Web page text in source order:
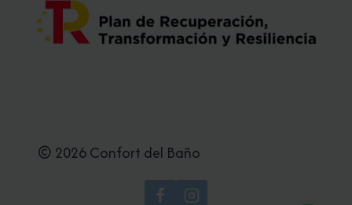
© 2026 Confort del Baño